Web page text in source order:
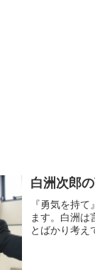
白洲次郎
『勇気を持
ます。白洲は
とばかり考え